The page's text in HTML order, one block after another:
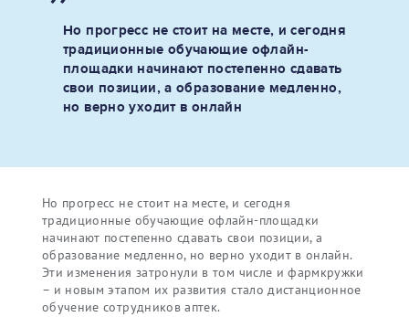
Но прогресс не стоит на месте, и сегодня
традиционные обучающие офлайн-
площадки начинают постепенно сдавать
свои позиции, а образование медленно,
но верно уходит в онлайн
Но прогресс не стоит на месте, и сегодня
традиционные обучающие офлайн-площадки
начинают постепенно сдавать свои позиции, а
образование медленно, но верно уходит в онлайн.
Эти изменения затронули в том числе и фармкружки
– и новым этапом их развития стало дистанционное
обучение сотрудников аптек.